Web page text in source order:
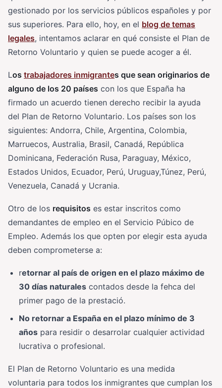
gestionado por los servicios públicos españoles y por
sus superiores. Para ello, hoy, en el blog de temas
legales, intentamos aclarar en qué consiste el Plan de
Retorno Voluntario y quien se puede acoger a él.
Los trabajadores inmigrantes que sean originarios de
alguno de los 20 países con los que España ha
firmado un acuerdo tienen derecho recibir la ayuda
del Plan de Retorno Voluntario. Los países son los
siguientes: Andorra, Chile, Argentina, Colombia,
Marruecos, Australia, Brasil, Canadá, República
Dominicana, Federación Rusa, Paraguay, México,
Estados Unidos, Ecuador, Perú, Uruguay,Túnez, Perú,
Venezuela, Canadá y Ucrania.
Otro de los requisitos es estar inscritos como
demandantes de empleo en el Servicio Púbico de
Empleo. Además los que opten por elegir esta ayuda
deben comprometerse a:
retornar al país de origen en el plazo máximo de
30 días naturales contados desde la fehca del
primer pago de la prestació.
No retornar a España en el plazo mínimo de 3
años para residir o desarrolar cualquier actividad
lucrativa o profesional.
El Plan de Retorno Voluntario es una medida
voluntaria para todos los inmigrantes que cumplan los